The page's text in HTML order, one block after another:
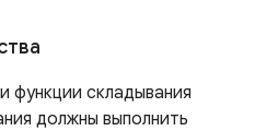
функции складывания
должны выполнить